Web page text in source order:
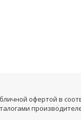
офертой в